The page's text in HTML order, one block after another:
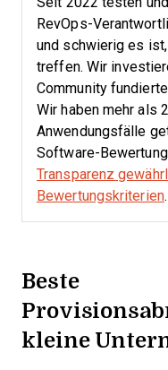
RevOps-
und schwierig es
treffen. Wir
Community
Wir haben mehr als
Anwendungsfälle
Software-
Transparenz
Bewertungskriterien.
Beste
kleine